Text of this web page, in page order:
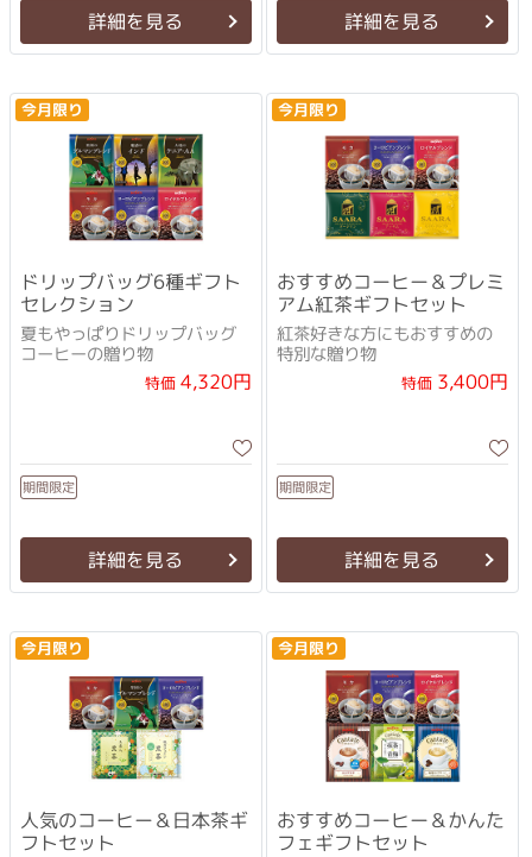
詳細を見る 詳細を見る
今月限り
ドリップバッグ6種ギフト
セレクション
夏もやっぱりドリップバッグ
コーヒーの贈り物
特価4,320円
期間限定
詳細を見る
今月限り
おすすめコーヒー＆プレミ
アム紅茶ギフトセット
紅茶好きな方にもおすすめの
特別な贈り物
特価3,400円
期間限定
詳細を見る
今月限り
人気のコーヒー＆日本茶ギ
フトセット
今月限り
おすすめコーヒー＆かんた
フェギフトセット